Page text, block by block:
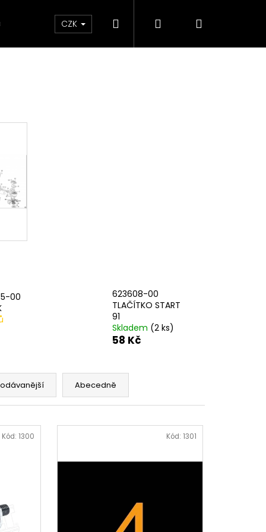
CZK HledatPřihlášení
00
623608-00
TLAČÍTKO START
91
Skladem (2 ks)
58 Kč
Abecedně
Kód: 1300 Kód: 1301